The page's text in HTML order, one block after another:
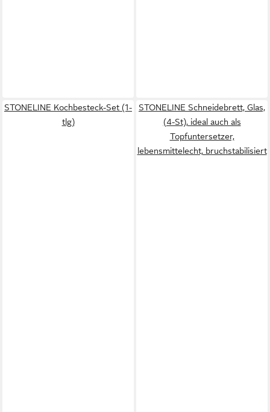
STONELINE Kochbesteck-Set (1-
tlg)
STONELINE Schneidebrett, Glas,
(4-St), ideal auch als
Topfuntersetzer,
lebensmittelecht, bruchstabilisiert